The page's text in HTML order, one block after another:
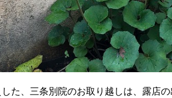
した、三条別院のお取り越しは、露店